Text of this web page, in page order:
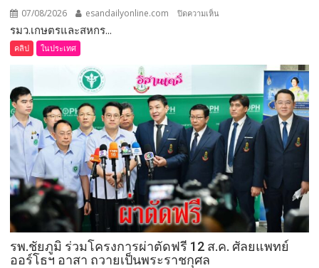
07/08/2026 esandailyonline.com ปิดความเห็น
สหกรณ์
ลงพื้น
ที่
จังหวัด
เลย
มอบ
5
สั่ง
การ
รมว.เกษตรและสหกร...
คลิป ในประเทศ
รพ.ชัยภูมิ ร่วมโครงการผ่าตัดฟรี 12 ส.ค. ศัลยแพทย์
ออร์โธฯ อาสา ถวายเป็นพระราชกุศล